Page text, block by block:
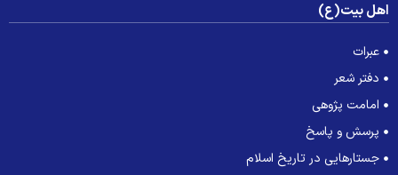
بیت(ع)
عبرات
دفتر شعر
امامت پژوهی
پرسش و پاسخ
جستارهایی در تاریخ اسلام